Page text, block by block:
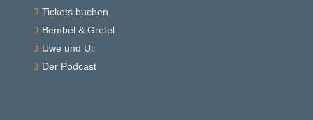
 Tickets buchen
 Bembel & Gretel
 Uwe und Uli
 Der Podcast